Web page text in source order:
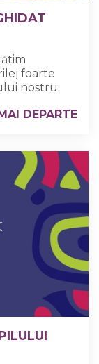
foarte
nostru.
MAI DEPARTE